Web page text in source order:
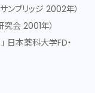
ンブリッジ 2002年）
究会 2001年）
日本薬科大学FD・